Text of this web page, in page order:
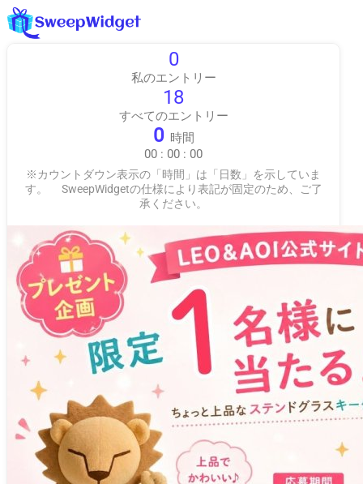
0
私のエントリー
18
すべてのエントリー
0 時間
00 : 00 : 00
※カウントダウン表示の「時間」は「日数」を示していま
す。 SweepWidgetの仕様により表記が固定のため、ご了
承ください。